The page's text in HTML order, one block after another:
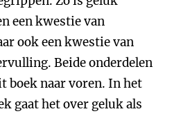
een kwestie van
ook een kwestie van
Beide onderdelen
boek naar voren. In het
gaat het over geluk als